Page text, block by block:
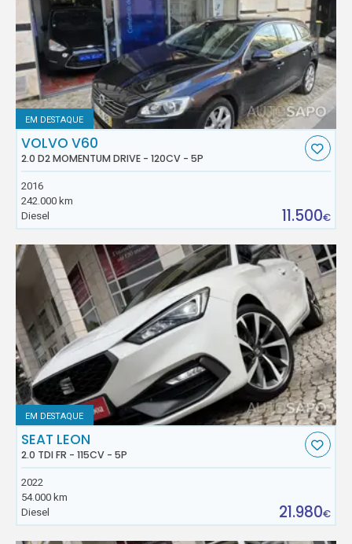
EM DESTAQUE
VOLVO V60
2.0 D2 MOMENTUM DRIVE - 120CV - 5P
2016
242.000 km
Diesel
11.500€
EM DESTAQUE
SEAT LEON
2.0 TDI FR - 115CV - 5P
2022
54.000 km
Diesel
21.980€